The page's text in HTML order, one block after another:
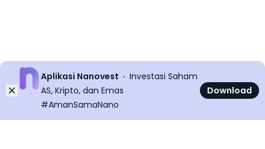
Dismiss
Aplikasi Nanovest
Investasi Saham
AS, Kripto, dan Emas
#AmanSamaNano
Download